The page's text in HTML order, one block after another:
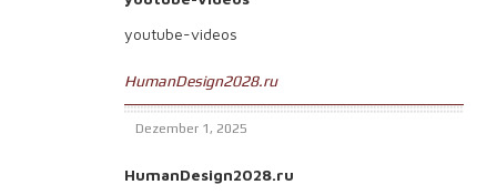
youtube-videos
HumanDesign2028.ru
Dezember 1, 2025
HumanDesign2028.ru